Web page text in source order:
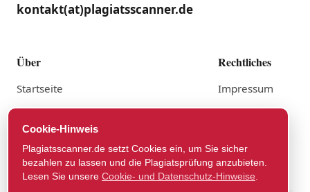
kontakt(at)plagiatsscanner.de
Über
Startseite
Anbieter
Rechtliches
Impressum
Datenschutz
Widerruf
Cookie-Hinweis
Plagiatsscanner.de setzt Cookies ein, um Sie sicher
bezahlen zu lassen und die Plagiatsprüfung anzubieten.
Lesen Sie unsere Cookie- und Datenschutz-Hinweise.